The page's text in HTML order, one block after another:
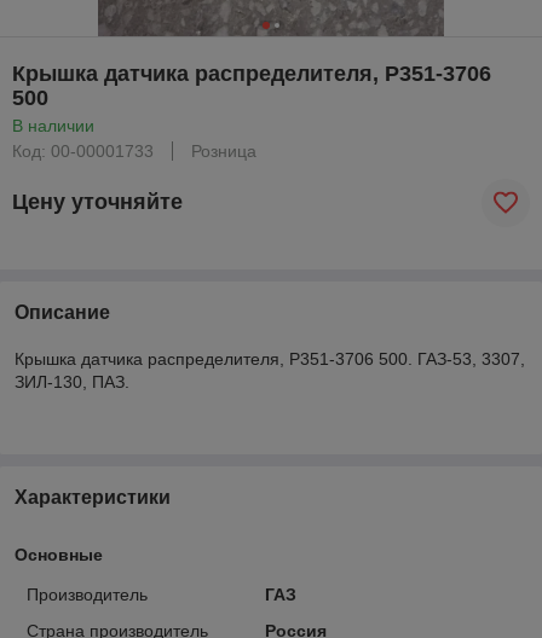
Крышка датчика распределителя, Р351-3706
500
В наличии
Код: 00-00001733
Розница
Цену уточняйте
Описание
Крышка датчика распределителя, Р351-3706 500. ГАЗ-53, 3307,
ЗИЛ-130, ПАЗ.
Характеристики
Основные
Производитель
ГАЗ
Страна производитель
Россия